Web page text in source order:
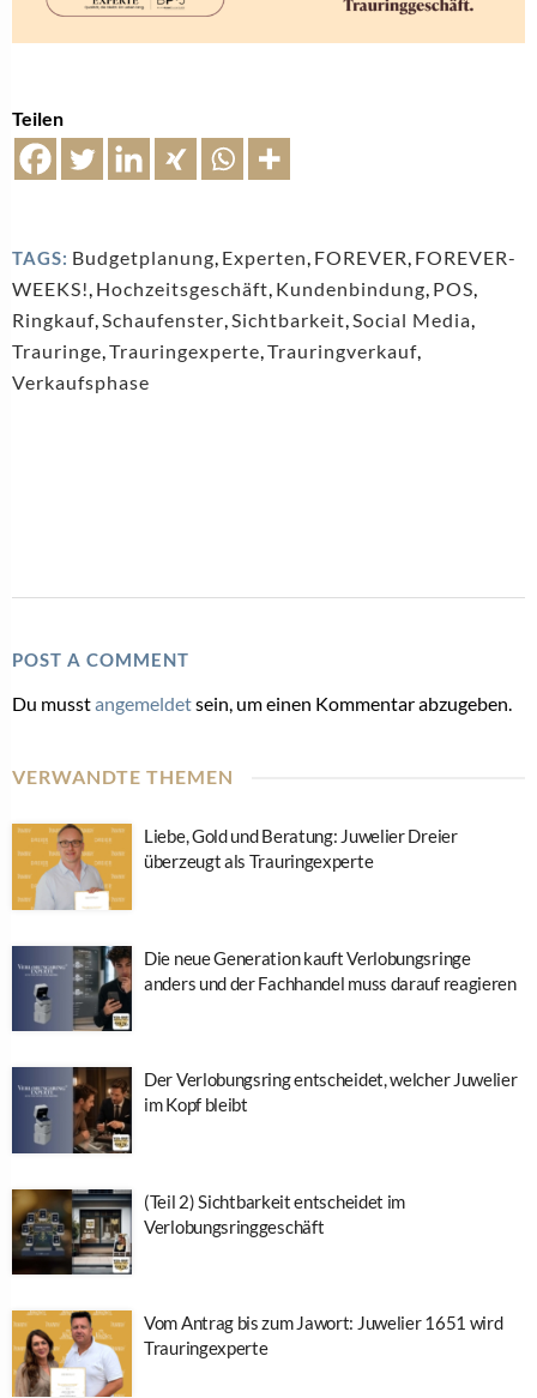
Teilen
TAGS: Budgetplanung, Experten, FOREVER, FOREVER-
WEEKS!, Hochzeitsgeschäft, Kundenbindung, POS,
Ringkauf,Schaufenster,Sichtbarkeit,Social Media,
Trauringe,Trauringexperte,Trauringverkauf,
Verkaufsphase
POST A COMMENT
Du musstangemeldetsein, um einen Kommentar abzugeben.
VERWANDTE THEMEN
Liebe, Gold und Beratung: Juwelier Dreier
überzeugt als Trauringexperte
Die neue Generation kauft Verlobungsringe
anders und der Fachhandel muss darauf reagieren
Der Verlobungsring entscheidet, welcher Juwelier
im Kopf bleibt
(Teil 2) Sichtbarkeit entscheidet im
Verlobungsringgeschäft
Vom Antrag bis zum Jawort: Juwelier 1651 wird
Trauringexperte